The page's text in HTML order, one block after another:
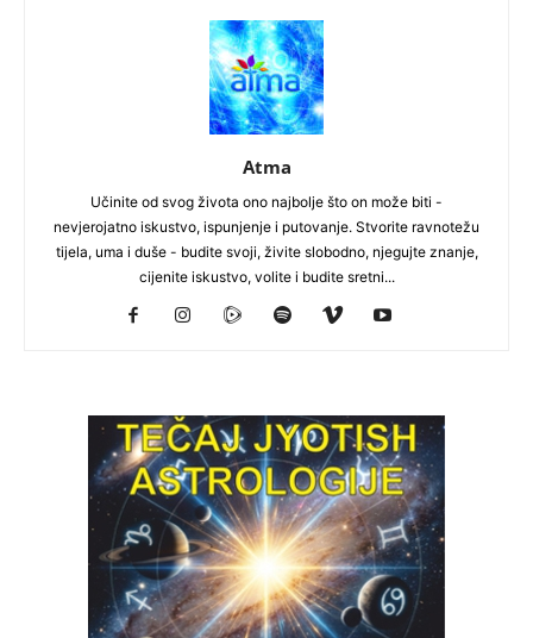
Atma
Učinite od svog života ono najbolje što on može biti -
nevjerojatno iskustvo, ispunjenje i putovanje. Stvorite ravnotežu
tijela, uma i duše - budite svoji, živite slobodno, njegujte znanje,
cijenite iskustvo, volite i budite sretni...